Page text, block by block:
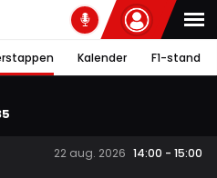
Kalender F1-stand
22 aug. 2026 14:00 - 15:00